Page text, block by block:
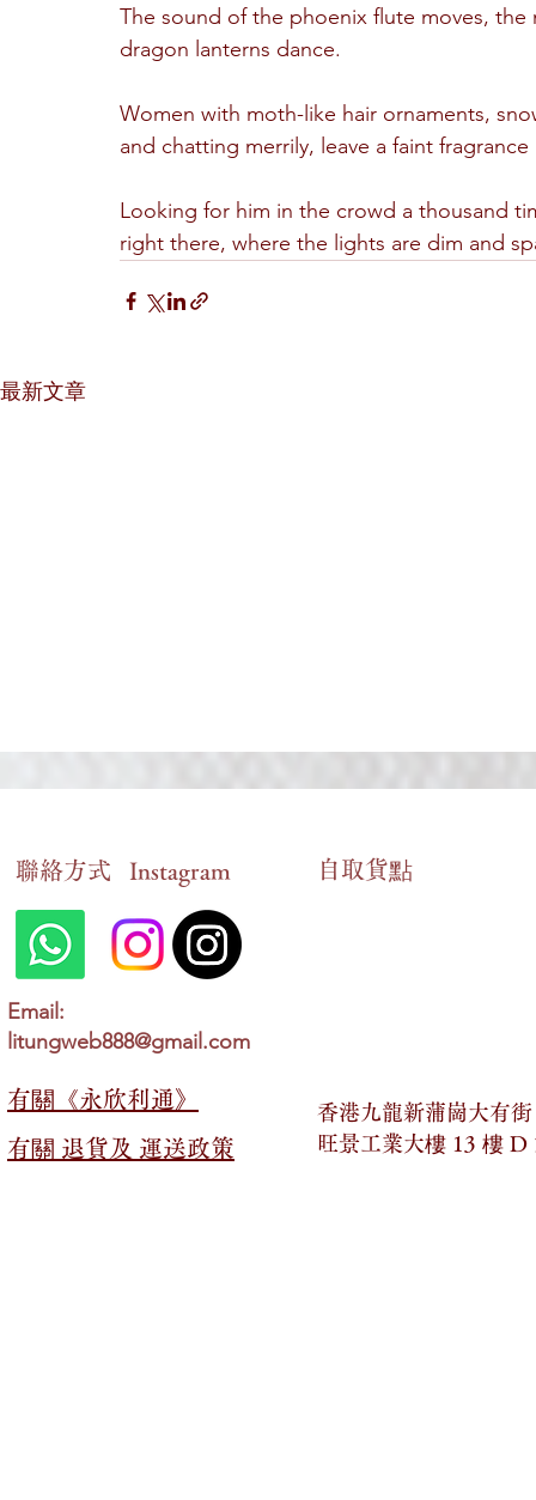
The sound of the phoenix flute moves,
dragon lanterns dance.
Women with moth-like hair ornaments,
and chatting merrily, leave a faint
Looking for him in the crowd a thousand
right there, where the lights are dim and
最新文章
DSE 中文十二篇範文《廉頗藺
相如列傳》語譯及結構分析_
中、英語譯X雙語MP3配音
​聯絡方式 Instagram
Email:
litungweb888@gmail.com
有關​​《永欣利通》
有關​​ 退貨及 運送政策
自​取貨點
香港九龍新蒲崗大有
旺景工業大樓 13 樓 D